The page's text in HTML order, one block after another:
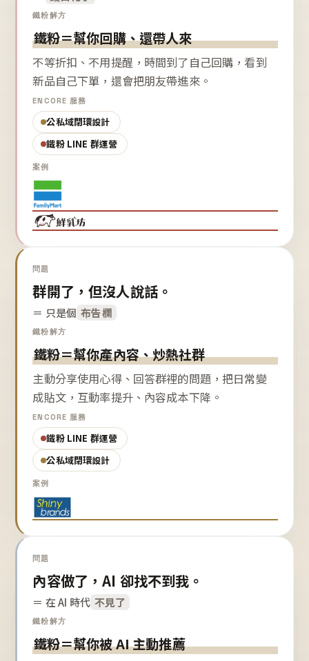
鐵粉解方
鐵粉＝幫你回購、還帶人來
不等折扣、不用提醒，時間到了自己回購，看到
新品自己下單，還會把朋友帶進來。
ENCORE 服務
公私域閉環設計
鐵粉 LINE 群運營
案例
問題
群開了，但沒人說話。
＝ 只是個 布告欄
鐵粉解方
鐵粉＝幫你產內容、炒熱社群
主動分享使用心得、回答群裡的問題，把日常變
成貼文，互動率提升、內容成本下降。
ENCORE 服務
鐵粉 LINE 群運營
公私域閉環設計
案例
問題
內容做了，AI 卻找不到我。
＝ 在 AI 時代 不見了
鐵粉解方
鐵粉＝幫你被 AI 主動推薦